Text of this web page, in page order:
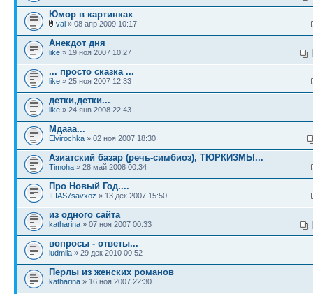
Юмор в картинках
val » 08 апр 2009 10:17
Анекдот дня
like » 19 ноя 2007 10:27
... просто сказка ...
like » 25 ноя 2007 12:33
детки,детки...
like » 24 янв 2008 22:43
Мдааа...
Elvirochka » 02 ноя 2007 18:30
Азиатский базар (речь-симбиоз), ТЮРКИЗМЫ...
Timoha » 28 май 2008 00:34
Про Новый Год....
ILIAS7savxoz » 13 дек 2007 15:50
из одного сайта
katharina » 07 ноя 2007 00:33
вопросы - ответы...
ludmila » 29 дек 2010 00:52
Перлы из женских романов
katharina » 16 ноя 2007 22:30